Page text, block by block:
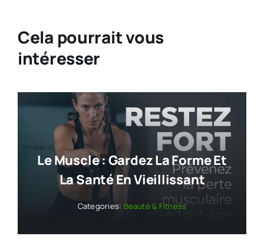
Cela pourrait vous
intéresser
Le Muscle : Gardez La Forme Et
La Santé En Vieillissant
Categories: Beauté & Fitness